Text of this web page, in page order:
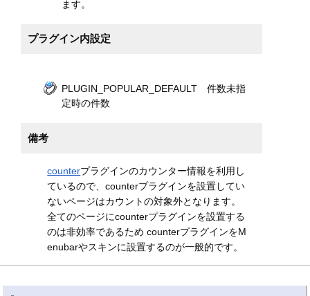
ます。
プラグイン内設定
PLUGIN_POPULAR_DEFAULT 件数未指
定時の件数
備考
counterプラグインのカウンター情報を利用し
ているので、counterプラグインを設置してい
ないページはカウントの対象外となります。
全てのページにcounterプラグインを設置する
のは非効率であるため counterプラグインをM
enubarやスキンに設置するのが一般的です。